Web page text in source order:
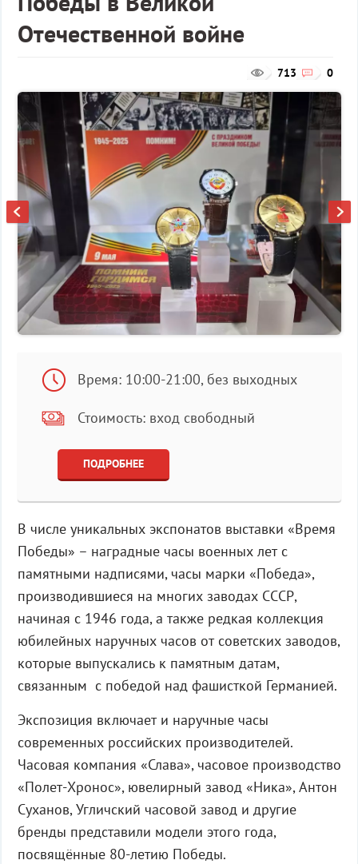
Отечественной войне
0
713
Время: 10:00-21:00, без выходных
Стоимость: вход свободный
ПОДРОБНЕЕ
В числе уникальных экспонатов выставки «Время
Победы» – наградные часы военных лет с
памятными надписями, часы марки «Победа»,
производившиеся на многих заводах СССР,
начиная с 1946 года, а также редкая коллекция
юбилейных наручных часов от советских заводов,
которые выпускались к памятным датам,
связанным с победой над фашисткой Германией.
Экспозиция включает и наручные часы
современных российских производителей.
Часовая компания «Слава», часовое производство
«Полет-Хронос», ювелирный завод «Ника», Антон
Суханов, Угличский часовой завод и другие
бренды представили модели этого года,
посвящённые 80-летию Победы.